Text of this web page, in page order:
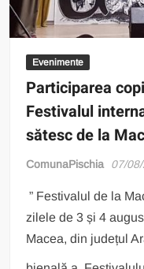
Evenimente
Participarea
Festivalul
sătesc de la
ComunaPischia 07/
” Festivalul de la
zilele de 3 și 4
Macea, din județul